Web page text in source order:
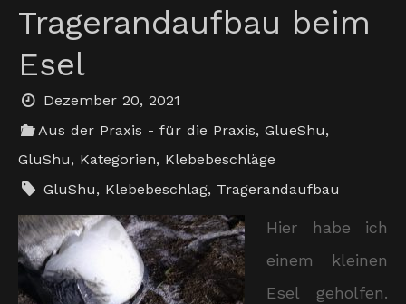
Tragerandaufbau beim
Esel
Dezember 20, 2021
Aus der Praxis - für die Praxis,GlueShu,
GluShu, Kategorien, Klebebeschläge
GluShu, Klebebeschlag, Tragerandaufbau
Hier habe ich
einem kleinen
Esel geholfen.